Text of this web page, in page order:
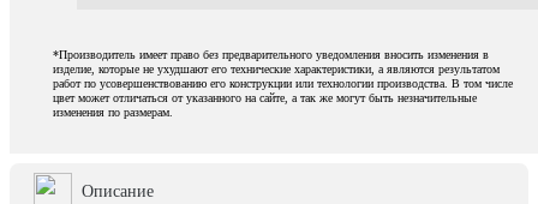
*Производитель имеет право без предварительного уведомления вносить изменения в
изделие, которые не ухудшают его технические характеристики, а являются результатом
работ по усовершенствованию его конструкции или технологии производства. В том числе
цвет может отличаться от указанного на сайте, а так же могут быть незначительные
изменения по размерам.
Описание